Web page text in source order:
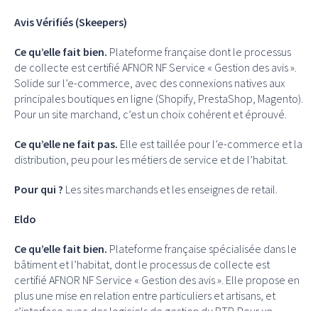
Avis Vérifiés (Skeepers)
Ce qu’elle fait bien. Plateforme française dont le processus
de collecte est certifié AFNOR NF Service « Gestion des avis ».
Solide sur l’e-commerce, avec des connexions natives aux
principales boutiques en ligne (Shopify, PrestaShop, Magento).
Pour un site marchand, c’est un choix cohérent et éprouvé.
Ce qu’elle ne fait pas. Elle est taillée pour l’e-commerce et la
distribution, peu pour les métiers de service et de l’habitat.
Pour qui ? Les sites marchands et les enseignes de retail.
Eldo
Ce qu’elle fait bien. Plateforme française spécialisée dans le
bâtiment et l’habitat, dont le processus de collecte est
certifié AFNOR NF Service « Gestion des avis ». Elle propose en
plus une mise en relation entre particuliers et artisans, et